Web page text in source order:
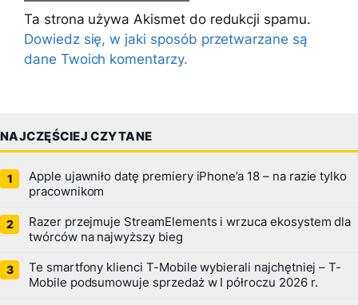
Ta strona używa Akismet do redukcji spamu.
Dowiedz się, w jaki sposób przetwarzane są
dane Twoich komentarzy.
NAJCZĘŚCIEJ CZYTANE
Apple ujawniło datę premiery iPhone’a 18 – na razie tylko
pracownikom
Razer przejmuje StreamElements i wrzuca ekosystem dla
twórców na najwyższy bieg
Te smartfony klienci T-Mobile wybierali najchętniej – T-
Mobile podsumowuje sprzedaż w I półroczu 2026 r.